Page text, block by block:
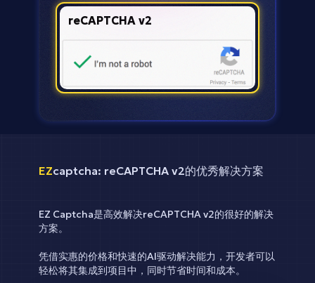
reCAPTCHA v2
EZcaptcha: reCAPTCHA v2的优秀解决方案
EZ Captcha是高效解决reCAPTCHA v2的很好的解决
方案。
凭借实惠的价格和快速的AI驱动解决能力，开发者可以
轻松将其集成到项目中，同时节省时间和成本。